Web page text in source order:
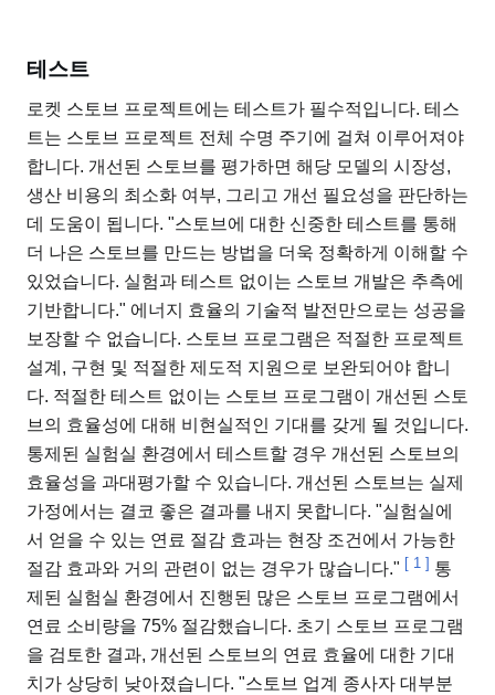
테스트
로켓 스토브 프로젝트에는 테스트가 필수적입니다. 테스
트는 스토브 프로젝트 전체 수명 주기에 걸쳐 이루어져야
합니다. 개선된 스토브를 평가하면 해당 모델의 시장성,
생산 비용의 최소화 여부, 그리고 개선 필요성을 판단하는
데 도움이 됩니다. "스토브에 대한 신중한 테스트를 통해
더 나은 스토브를 만드는 방법을 더욱 정확하게 이해할 수
있었습니다. 실험과 테스트 없이는 스토브 개발은 추측에
기반합니다." 에너지 효율의 기술적 발전만으로는 성공을
보장할 수 없습니다. 스토브 프로그램은 적절한 프로젝트
설계, 구현 및 적절한 제도적 지원으로 보완되어야 합니
다. 적절한 테스트 없이는 스토브 프로그램이 개선된 스토
브의 효율성에 대해 비현실적인 기대를 갖게 될 것입니다.
통제된 실험실 환경에서 테스트할 경우 개선된 스토브의
효율성을 과대평가할 수 있습니다. 개선된 스토브는 실제
가정에서는 결코 좋은 결과를 내지 못합니다. "실험실에
서 얻을 수 있는 연료 절감 효과는 현장 조건에서 가능한
절감 효과와 거의 관련이 없는 경우가 많습니다." [ 1 ] 통
제된 실험실 환경에서 진행된 많은 스토브 프로그램에서
연료 소비량을 75% 절감했습니다. 초기 스토브 프로그램
을 검토한 결과, 개선된 스토브의 연료 효율에 대한 기대
치가 상당히 낮아졌습니다. "스토브 업계 종사자 대부분